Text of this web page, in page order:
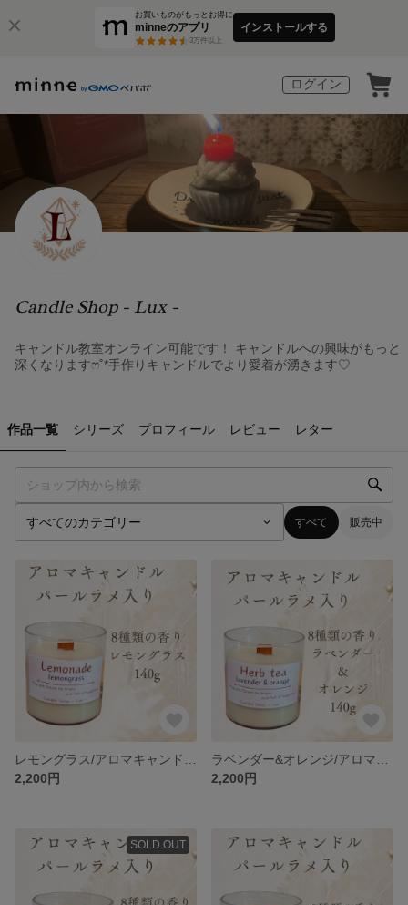
お買いものがもっとお得に
minneのアプリ
3万件以上
インストールする
ログイン
Candle Shop - Lux -
キャンドル教室オンライン可能です！ キャンドルへの興味がもっと
深くなりますෆ˚*手作りキャンドルでより愛着が湧きます♡
作品一覧 シリーズ プロフィール レビュー レター
すべて 販売中
2,200円
2,200円
SOLD OUT